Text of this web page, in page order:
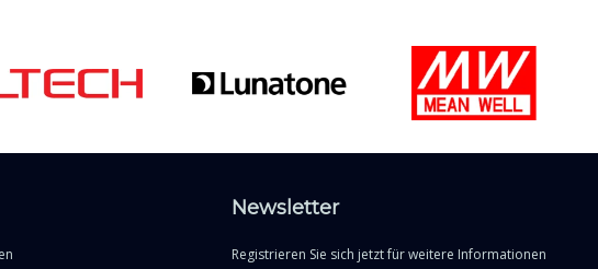
Newsletter
Registrieren Sie sich jetzt für weitere Informationen